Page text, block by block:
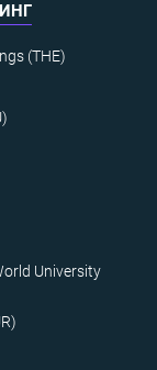
(THE)
University